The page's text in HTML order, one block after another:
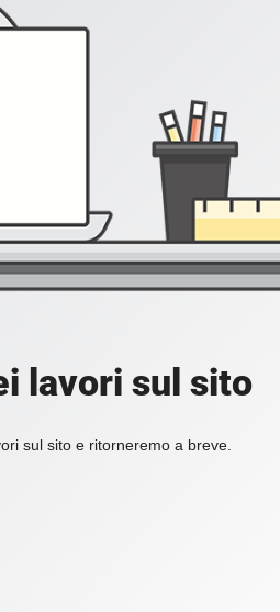
lavori sul sito
sul sito e ritorneremo a breve.